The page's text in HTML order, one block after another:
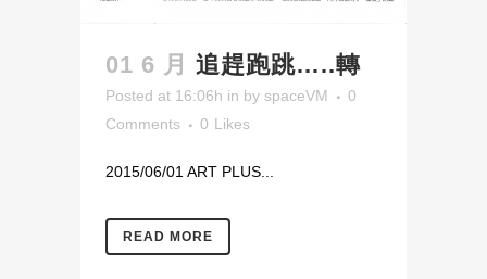
01 6 月 追趕跑跳…..轉
Posted at 16:06h in by spaceVM
0
Comments
0 Likes
2015/06/01 ART PLUS...
READ MORE